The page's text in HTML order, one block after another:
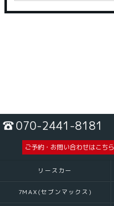
070-2441-8181
ご予約・お問い合わせはこちら
リースカー
7MAX(セブンマックス)